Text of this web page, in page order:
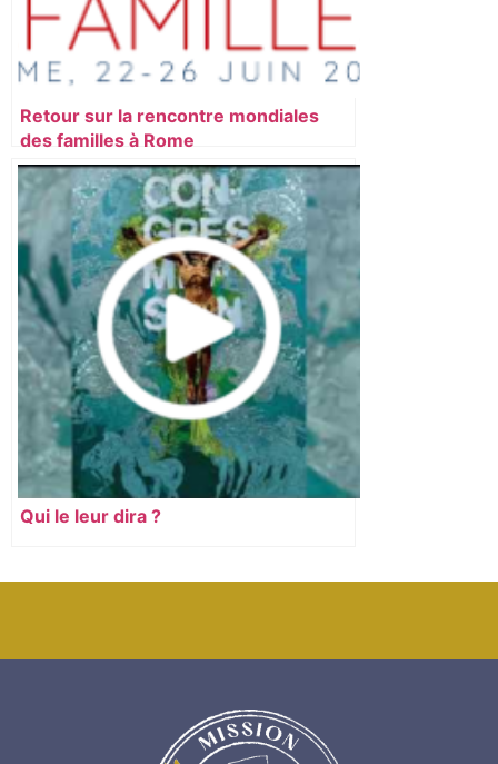
Retour sur la rencontre mondiales
des familles à Rome
Qui le leur dira ?